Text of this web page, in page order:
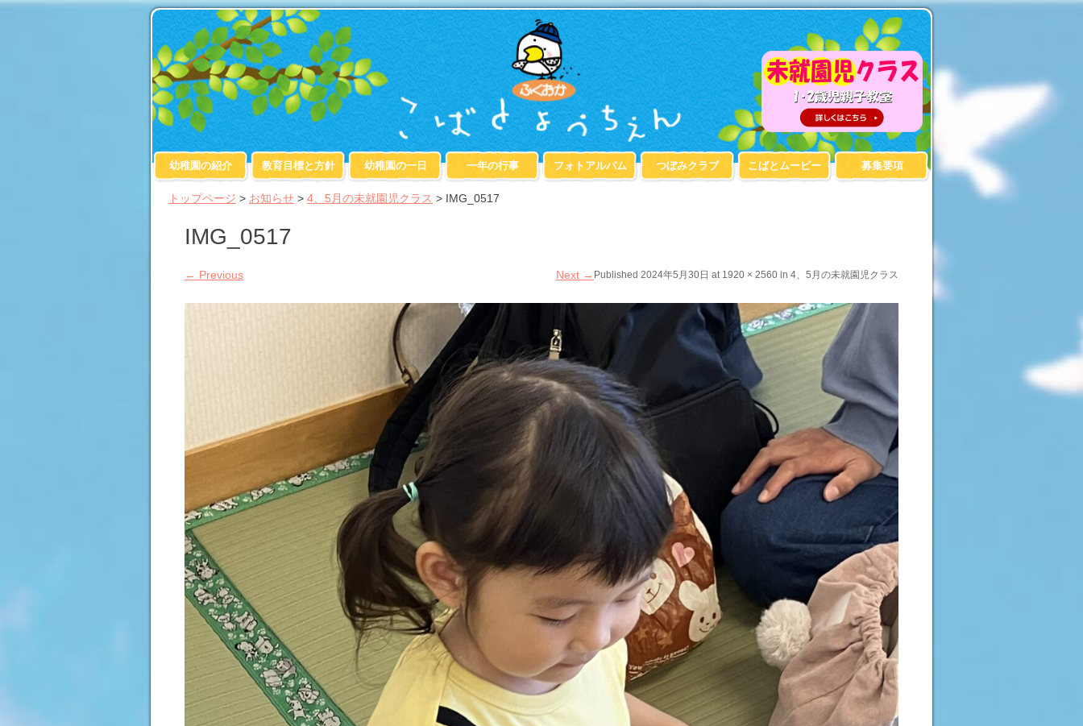
幼稚園の紹介 教育目標と方針 幼稚園の一日 一年の行事 フォトアルバム つぼみクラブ こばとムービー 募集要項
トップページ > お知らせ > 4、5月の未就園児クラス > IMG_0517
IMG_0517
Published 2024年5月30日 at 1920 × 2560 in 4、5月の未就園児クラス
← Previous Next →